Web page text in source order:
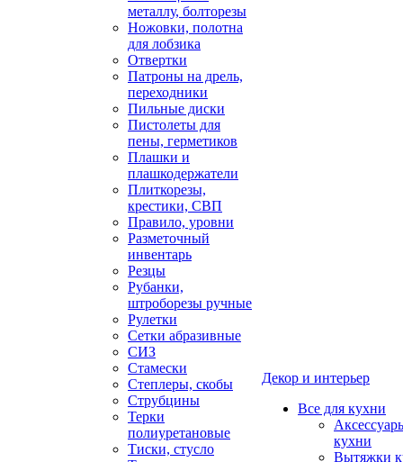
металлу, болторезы
Ножовки, полотна
для лобзика
Отвертки
Патроны на дрель,
переходники
Пильные диски
Пистолеты для
пены, герметиков
Плашки и
плашкодержатели
Плиткорезы,
крестики, СВП
Правило, уровни
Разметочный
инвентарь
Резцы
Рубанки,
штроборезы ручные
Рулетки
Сетки абразивные
СИЗ
Стамески
Степлеры, скобы
Струбцины
Терки
полиуретановые
Тиски, стусло
Декор и интерьер
Все для кухни
кухни
Вытяжки